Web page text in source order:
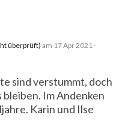
überprüft) am 17 Apr 2021 -
sind verstummt, doch
Im Andenken
Karin und Ilse